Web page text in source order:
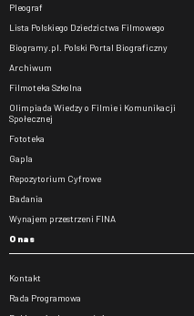
Pleograf
Lista Polskiego Dziedzictwa Filmowego
Biogramy.pl. Polski Portal Biograficzny
Archiwum
Filmoteka Szkolna
Olimpiada Wiedzy o Filmie i Komunikacji
Społecznej
Fototeka
Gapla
Repozytorium Cyfrowe
Badania
Wynajem przestrzeni FINA
O nas
Kontakt
Rada Programowa